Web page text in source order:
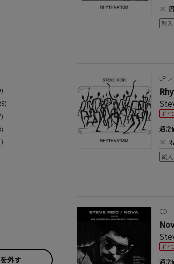
外す
×
輸入
LPレ
ポイ
通常
×
輸入
CD
ポイ
通常